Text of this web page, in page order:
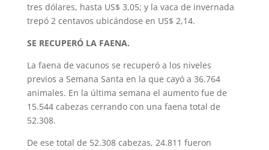
tres dólares, hasta US$ 3,05; y la vaca de invernada
trepó 2 centavos ubicándose en US$ 2,14.
SE RECUPERÓ LA FAENA.
La faena de vacunos se recuperó a los niveles
previos a Semana Santa en la que cayó a 36.764
animales. En la última semana el aumento fue de
15.544 cabezas cerrando con una faena total de
52.308.
De ese total de 52.308 cabezas, 24.811 fueron